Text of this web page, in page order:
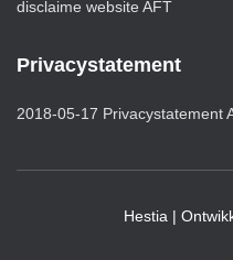
disclaime website AFT
Privacystatement
2018-05-17 Privacystatement
Hestia |